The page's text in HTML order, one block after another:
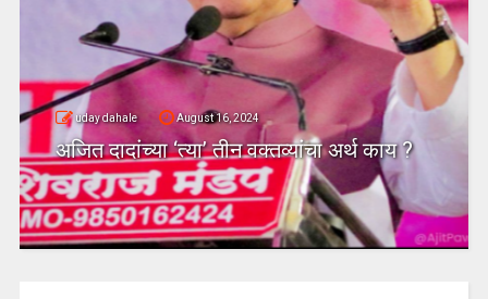
uday dahale August 16, 2024
अजित दादांच्या ‘त्या’ तीन वक्तव्यांचा अर्थ काय ?